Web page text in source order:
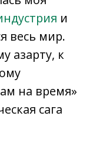
и
весь мир.
азарту, к
на время»
сага